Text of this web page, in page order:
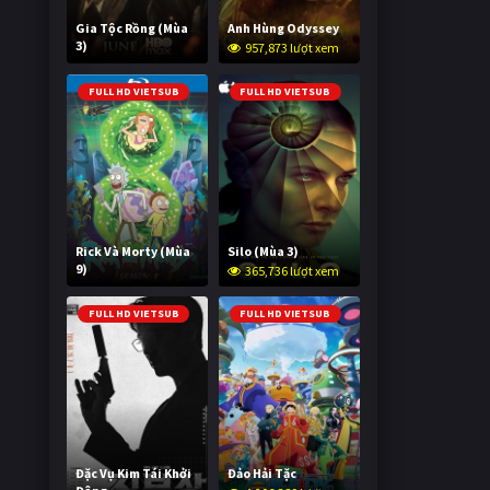
Gia Tộc Rồng (Mùa
3)
2,023,914 lượt xem
Anh Hùng Odyssey
957,873 lượt xem
FULL HD VIETSUB
Rick Và Morty (Mùa
9)
2,997,663 lượt xem
FULL HD VIETSUB
Silo (Mùa 3)
365,736 lượt xem
FULL HD VIETSUB
Đặc Vụ Kim Tái Khởi
FULL HD VIETSUB
Đảo Hải Tặc